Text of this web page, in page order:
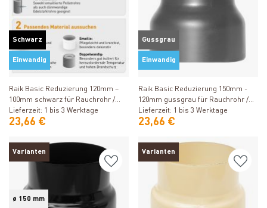
Schwarz
Einwandig
Produkt ansehen
Raik Basic Reduzierung 120mm –
100mm schwarz für Rauchrohr /
Ofenrohr
Lieferzeit: 1 bis 3 Werktage
23,66 €
Gussgrau
Einwandig
Produkt ansehen
Raik Basic Reduzierung 150mm -
120mm gussgrau für Rauchrohr /
Ofenrohr
Lieferzeit: 1 bis 3 Werktage
23,66 €
Varianten
ø 150 mm
Varianten